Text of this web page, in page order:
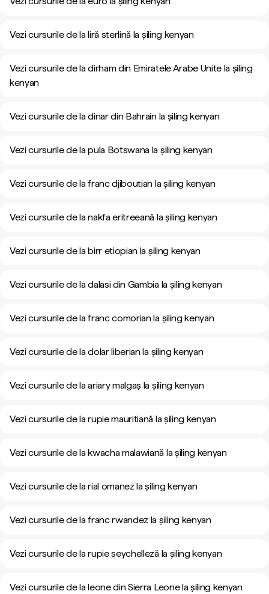
Vezi cursurile de la liră sterlină la șiling kenyan
Vezi cursurile de la dirham din Emiratele Arabe Unite la șiling
kenyan
Vezi cursurile de la dinar din Bahrain la șiling kenyan
Vezi cursurile de la pula Botswana la șiling kenyan
Vezi cursurile de la franc djiboutian la șiling kenyan
Vezi cursurile de la nakfa eritreeană la șiling kenyan
Vezi cursurile de la birr etiopian la șiling kenyan
Vezi cursurile de la dalasi din Gambia la șiling kenyan
Vezi cursurile de la franc comorian la șiling kenyan
Vezi cursurile de la dolar liberian la șiling kenyan
Vezi cursurile de la ariary malgaș la șiling kenyan
Vezi cursurile de la rupie mauritiană la șiling kenyan
Vezi cursurile de la kwacha malawiană la șiling kenyan
Vezi cursurile de la rial omanez la șiling kenyan
Vezi cursurile de la franc rwandez la șiling kenyan
Vezi cursurile de la rupie seychelleză la șiling kenyan
Vezi cursurile de la leone din Sierra Leone la șiling kenyan